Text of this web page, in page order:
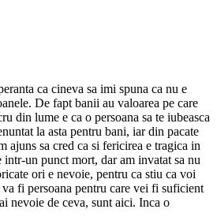
ca cineva sa imi spuna ca nu e
De fapt banii au valoarea pe care
din lume e ca o persoana sa te iubeasca
la asta pentru bani, iar din pacate
ajuns sa cred ca si fericirea e tragica in
un punct mort, dar am invatat sa nu
ori e nevoie, pentru ca stiu ca voi
fi persoana pentru care vei fi suficient
nevoie de ceva, sunt aici. Inca o